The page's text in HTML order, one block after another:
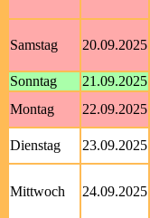
Samstag 20.09.2025
Sonntag
21.09.2025
Montag
22.09.2025
Dienstag
23.09.2025
Mittwoch 24.09.2025